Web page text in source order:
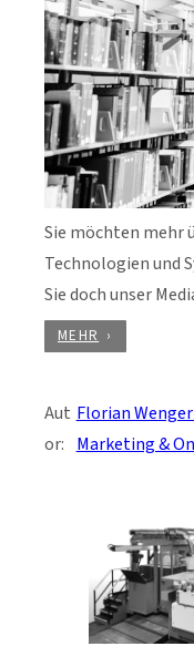
Sie möchten mehr
Technologien und
Sie doch unser
MEHR
Aut
or:
Florian
Marketing &